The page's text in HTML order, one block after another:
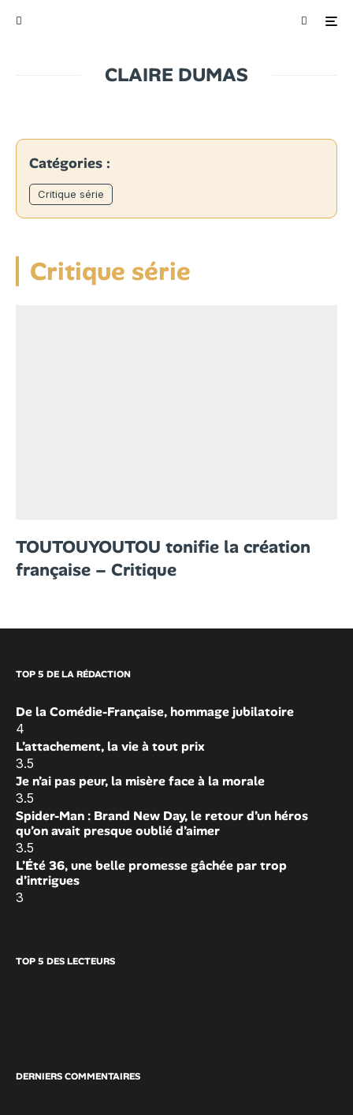
CLAIRE DUMAS
Catégories :
Critique série
Critique série
TOUTOUYOUTOU tonifie la création
française – Critique
TOP 5 DE LA RÉDACTION
De la Comédie-Française, hommage jubilatoire
4
L’attachement, la vie à tout prix
3.5
Je n’ai pas peur, la misère face à la morale
3.5
Spider-Man : Brand New Day, le retour d’un héros
qu’on avait presque oublié d’aimer
3.5
L’Été 36, une belle promesse gâchée par trop
d’intrigues
3
TOP 5 DES LECTEURS
DERNIERS COMMENTAIRES